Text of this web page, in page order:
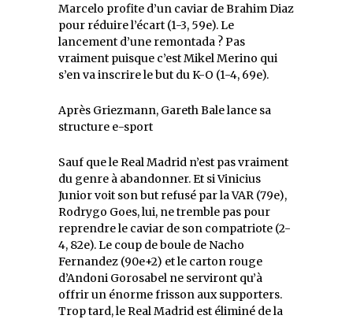
Marcelo profite d’un caviar de Brahim Diaz
pour réduire l’écart (1-3, 59e). Le
lancement d’une remontada ? Pas
vraiment puisque c’est Mikel Merino qui
s’en va inscrire le but du K-O (1-4, 69e).
Après Griezmann, Gareth Bale lance sa
structure e-sport
Sauf que le Real Madrid n’est pas vraiment
du genre à abandonner. Et si Vinicius
Junior voit son but refusé par la VAR (79e),
Rodrygo Goes, lui, ne tremble pas pour
reprendre le caviar de son compatriote (2-
4, 82e). Le coup de boule de Nacho
Fernandez (90e+2) et le carton rouge
d’Andoni Gorosabel ne serviront qu’à
offrir un énorme frisson aux supporters.
Trop tard, le Real Madrid est éliminé de la